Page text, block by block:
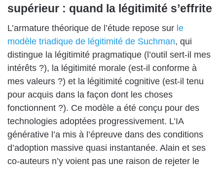
supérieur : quand la légitimité s’effrite
L’armature théorique de l’étude repose sur le
modèle triadique de légitimité de Suchman, qui
distingue la légitimité pragmatique (l’outil sert-il mes
intérêts ?), la légitimité morale (est-il conforme à
mes valeurs ?) et la légitimité cognitive (est-il tenu
pour acquis dans la façon dont les choses
fonctionnent ?). Ce modèle a été conçu pour des
technologies adoptées progressivement. L’IA
générative l’a mis à l’épreuve dans des conditions
d’adoption massive quasi instantanée. Alain et ses
co-auteurs n’y voient pas une raison de rejeter le